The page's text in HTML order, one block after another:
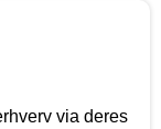
via deres